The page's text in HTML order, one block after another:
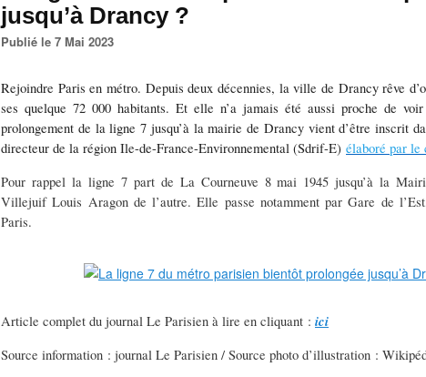
jusqu’à Drancy ?
Publié le 7 Mai 2023
Rejoindre Paris en métro. Depuis deux décennies, la ville de Drancy rêve
ses quelque 72 000 habitants. Et elle n’a jamais été aussi proche de
prolongement de la ligne 7 jusqu’à la mairie de Drancy vient d’être inscrit
directeur de la région Ile-de-France-Environnemental (Sdrif-E) élaboré par le
Pour rappel la ligne 7 part de La Courneuve 8 mai 1945 jusqu’à la
Villejuif Louis Aragon de l’autre. Elle passe notamment par Gare de
Paris.
Article complet du journal Le Parisien à lire en cliquant : ici
Source information : journal Le Parisien / Source photo d’illustration :